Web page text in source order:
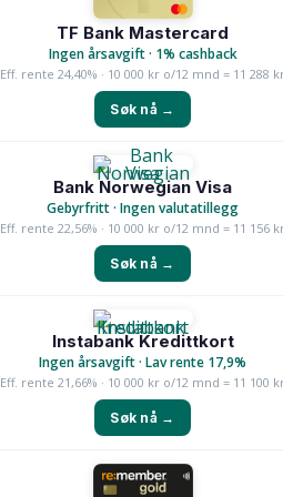
TF Bank Mastercard
Ingen årsavgift · 1% cashback
Eff. rente 24,40% · 10 000 kr o/12 mnd = 11 288
Søk nå →
Bank Norwegian Visa
Gebyrfritt · Ingen valutatillegg
Eff. rente 22,56% · 10 000 kr o/12 mnd = 11 156
Søk nå →
Instabank Kredittkort
Ingen årsavgift · Lav rente 17,9%
Eff. rente 21,66% · 10 000 kr o/12 mnd = 11 100
Søk nå →